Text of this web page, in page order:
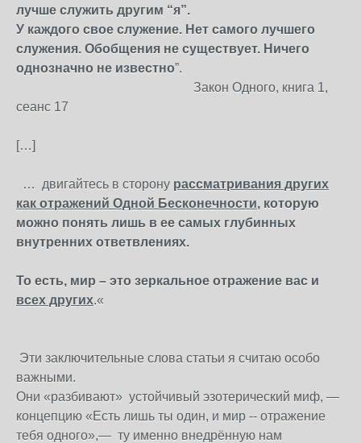
лучше служить другим “я”.
У каждого свое служение. Нет самого лучшего
служения. Обобщения не существует. Ничего
однозначно не известно”.
Закон Одного, книга 1,
сеанс 17
[…]
… двигайтесь в сторону рассматривания других
как отражений Одной Бесконечности, которую
можно понять лишь в ее самых глубинных
внутренних ответвлениях.
То есть, мир – это зеркальное отражение вас и
всех других.«
Эти заключительные слова статьи я считаю особо
важными.
Они «разбивают» устойчивый эзотерический миф, —
концепцию «Есть лишь ты один, и мир -- отражение
тебя одного»,— ту именно внедрённую нам